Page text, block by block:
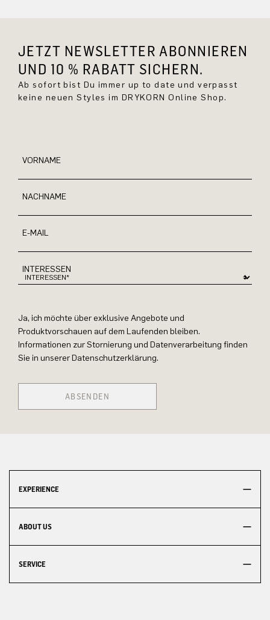
JETZT NEWSLETTER ABONNIEREN
UND 10 % RABATT SICHERN.
Ab sofort bist Du immer up to date und verpasst
keine neuen Styles im DRYKORN Online Shop.
VORNAME
NACHNAME
E-MAIL
INTERESSEN
Ja, ich möchte über exklusive Angebote und
Produktvorschauen auf dem Laufenden bleiben.
Informationen zur Stornierung und Datenverarbeitung finden
Sie in unserer Datenschutzerklärung.
ABSENDEN
EXPERIENCE
ABOUT US
SERVICE